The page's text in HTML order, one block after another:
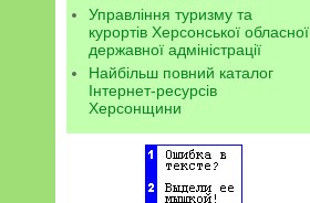
Управління туризму та
курортів Херсонської обласної
державної адміністрації
Найбільш повний каталог
Інтернет-ресурсів
Херсонщини